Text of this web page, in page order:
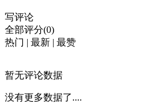
写评论
全部评分(0)
热门 | 最新 | 最赞
暂无评论数据
没有更多数据了....